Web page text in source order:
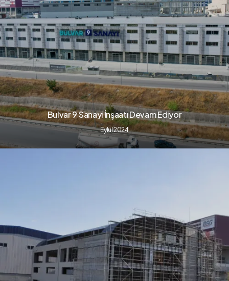
Bulvar 9 Sanayi İnşaatı Devam Ediyor
Eylül 2024